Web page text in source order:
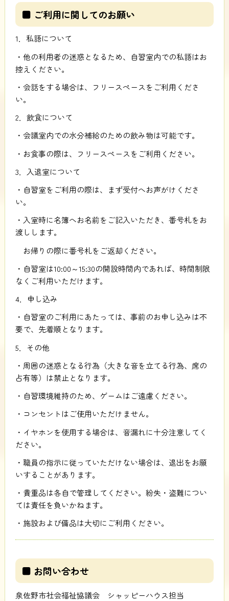
■ ご利用に関してのお願い
1．私語について
・他の利用者の迷惑となるため、自習室内での私語はお
控えください。
・会話をする場合は、フリースペースをご利用くださ
い。
2．飲食について
・会議室内での水分補給のための飲み物は可能です。
・お食事の際は、フリースペースをご利用ください。
3．入退室について
・自習室をご利用の際は、まず受付へお声がけくださ
い。
・入室時に名簿へお名前をご記入いただき、番号札をお
渡しします。
お帰りの際に番号札をご返却ください。
・自習室は10:00～15:30の開設時間内であれば、時間制限
なくご利用いただけます。
4．申し込み
・自習室のご利用にあたっては、事前のお申し込みは不
要で、先着順となります。
5．その他
・周囲の迷惑となる行為（大きな音を立てる行為、席の
占有等）は禁止となります。
・自習環境維持のため、ゲームはご遠慮ください。
・コンセントはご使用いただけません。
・イヤホンを使用する場合は、 音漏れに十分注意 してく
ださい。
・職員の指示に従っていただけない場合は、退出をお願
いすることがあります。
・貴重品は各自で管理してください。紛失・盗難につい
ては責任を負いかねます。
・施設および備品は大切にご利用ください。
■ お問い合わせ
泉佐野市社会福祉協議会 シャッピーハウス担当